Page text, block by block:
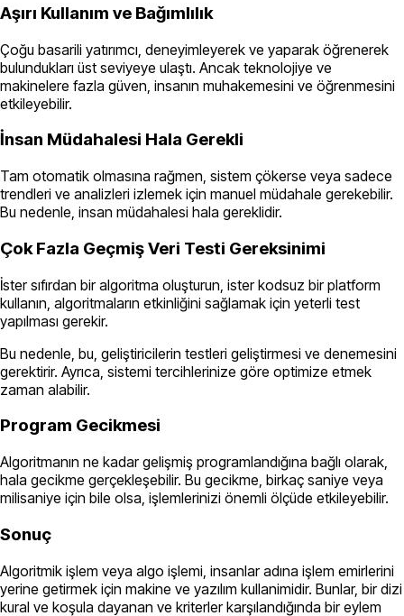
Aşırı Kullanım ve Bağımlılık
Çoğu basarili yatırımcı, deneyimleyerek ve yaparak öğrenerek
bulundukları üst seviyeye ulaştı. Ancak teknolojiye ve
makinelere fazla güven, insanın muhakemesini ve öğrenmesini
etkileyebilir.
İnsan Müdahalesi Hala Gerekli
Tam otomatik olmasına rağmen, sistem çökerse veya sadece
trendleri ve analizleri izlemek için manuel müdahale gerekebilir.
Bu nedenle, insan müdahalesi hala gereklidir.
Çok Fazla Geçmiş Veri Testi Gereksinimi
İster sıfırdan bir algoritma oluşturun, ister kodsuz bir platform
kullanın, algoritmaların etkinliğini sağlamak için yeterli test
yapılması gerekir.
Bu nedenle, bu, geliştiricilerin testleri geliştirmesi ve denemesini
gerektirir. Ayrıca, sistemi tercihlerinize göre optimize etmek
zaman alabilir.
Program Gecikmesi
Algoritmanın ne kadar gelişmiş programlandığına bağlı olarak,
hala gecikme gerçekleşebilir. Bu gecikme, birkaç saniye veya
milisaniye için bile olsa, işlemlerinizi önemli ölçüde etkileyebilir.
Sonuç
Algoritmik işlem veya algo işlemi, insanlar adına işlem emirlerini
yerine getirmek için makine ve yazılım kullanimidir. Bunlar, bir dizi
kural ve koşula dayanan ve kriterler karşılandığında bir eylem